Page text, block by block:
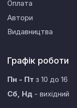
Оплата
Автори
Видавництва
Графік роботи
Пн - Пт з 10 до 16
Сб, Нд - вихідний